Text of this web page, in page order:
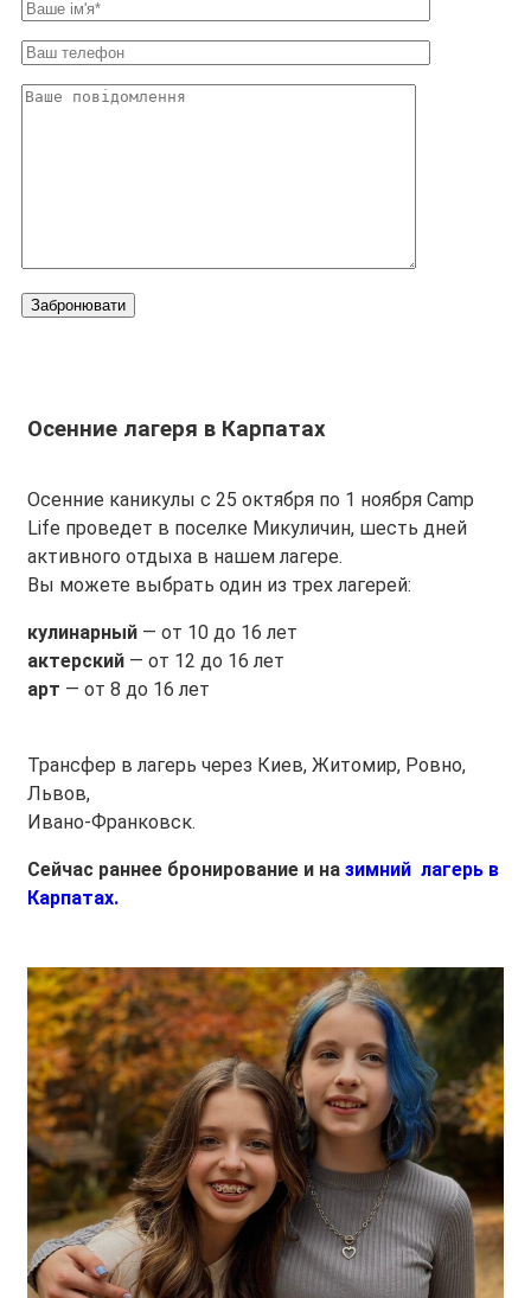
Забронювати
Осенние лагеря в Карпатах
Осенние каникулы с 25 октября по 1 ноября Camp
Life проведет в поселке Микуличин, шесть дней
активного отдыха в нашем лагере.
Вы можете выбрать один из трех лагерей:
кулинарный — от 10 до 16 лет
актерский — от 12 до 16 лет
арт — от 8 до 16 лет
Трансфер в лагерь через Киев, Житомир, Ровно,
Львов,
Ивано-Франковск.
Сейчас раннее бронирование и на зимний лагерь в
Карпатах.